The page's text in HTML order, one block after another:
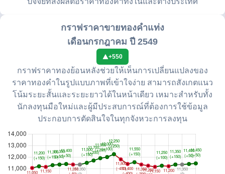
กราฟราคาขายทองคำแท่ง
เดือนกรกฎาคม ปี 2549
+550
กราฟราคาทองย้อนหลังช่วยให้เห็นการเปลี่ยนแปลงของ
ราคาทองคำในรูปแบบภาพที่เข้าใจง่าย สามารถสังเกตแนว
โน้มระยะสั้นและระยะยาวได้ในหน้าเดียว เหมาะสำหรับทั้ง
นักลงทุนมือใหม่และผู้มีประสบการณ์ที่ต้องการใช้ข้อมูล
ประกอบการตัดสินใจในทุกจังหวะการลงทุน